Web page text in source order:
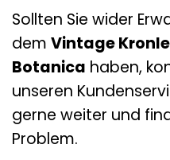
Sollten Sie wider
dem Vintage
Botanica haben,
unseren
gerne weiter und
Problem.